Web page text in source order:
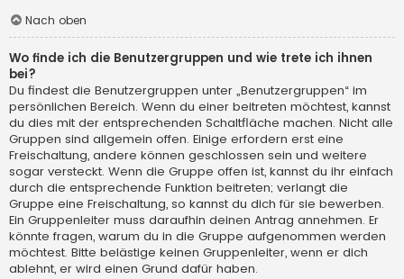
Nach oben
Wo finde ich die Benutzergruppen und wie trete ich ihnen
bei?
Du findest die Benutzergruppen unter „Benutzergruppen“ im
persönlichen Bereich. Wenn du einer beitreten möchtest, kannst
du dies mit der entsprechenden Schaltfläche machen. Nicht alle
Gruppen sind allgemein offen. Einige erfordern erst eine
Freischaltung, andere können geschlossen sein und weitere
sogar versteckt. Wenn die Gruppe offen ist, kannst du ihr einfach
durch die entsprechende Funktion beitreten; verlangt die
Gruppe eine Freischaltung, so kannst du dich für sie bewerben.
Ein Gruppenleiter muss daraufhin deinen Antrag annehmen. Er
könnte fragen, warum du in die Gruppe aufgenommen werden
möchtest. Bitte belästige keinen Gruppenleiter, wenn er dich
ablehnt, er wird einen Grund dafür haben.